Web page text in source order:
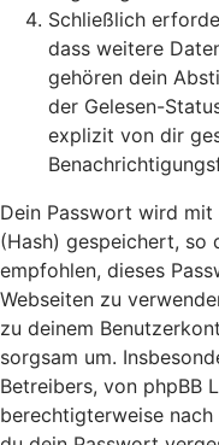
Schließlich
dass weitere
gehören dein
der Gelesen-
explizit von dir
Dein Passwort wird mit
(Hash) gespeichert, so
empfohlen, dieses
Webseiten zu
zu deinem
sorgsam um.
Betreibers, von phpBB
berechtigterweise